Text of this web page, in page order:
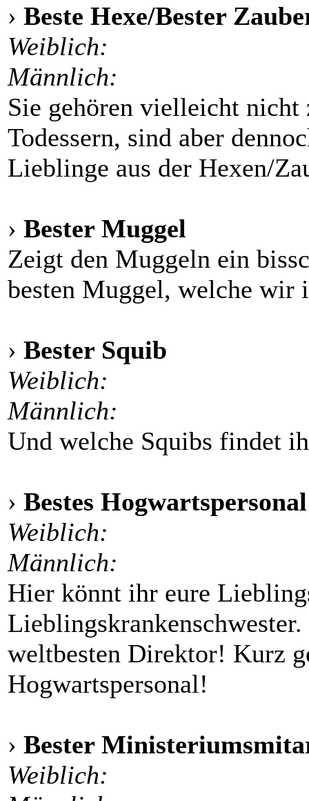
› Beste Hexe/Bester
Weiblich:
Männlich:
Sie gehören vielleicht nicht
Todessern, sind aber
Lieblinge aus der Hexen/
› Bester Muggel
Zeigt den Muggeln ein
besten Muggel, welche wir
› Bester Squib
Weiblich:
Männlich:
Und welche Squibs findet
› Bestes Hogwartspersonal
Weiblich:
Männlich:
Hier könnt ihr eure
weltbesten Direktor! Kurz
Hogwartspersonal!
› Bester
Weiblich: